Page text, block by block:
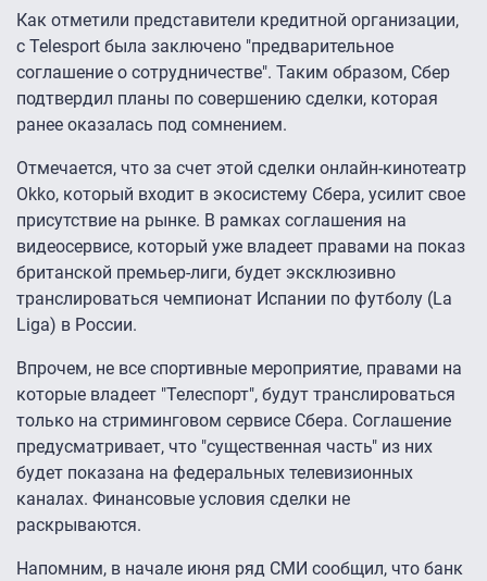
Как отметили представители кредитной организации,
с Telesport была заключено "предварительное
соглашение о сотрудничестве". Таким образом, Сбер
подтвердил планы по совершению сделки, которая
ранее оказалась под сомнением.
Отмечается, что за счет этой сделки онлайн-кинотеатр
Okko, который входит в экосистему Сбера, усилит свое
присутствие на рынке. В рамках соглашения на
видеосервисе, который уже владеет правами на показ
британской премьер-лиги, будет эксклюзивно
транслироваться чемпионат Испании по футболу (La
Liga) в России.
Впрочем, не все спортивные мероприятие, правами на
которые владеет "Телеспорт", будут транслироваться
только на стриминговом сервисе Сбера. Соглашение
предусматривает, что "существенная часть" из них
будет показана на федеральных телевизионных
каналах. Финансовые условия сделки не
раскрываются.
Напомним, в начале июня ряд СМИ сообщил, что банк